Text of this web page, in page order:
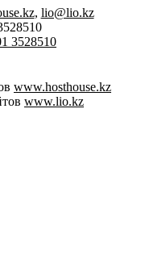
, lio@lio.kz
3528510
www.hosthouse.kz
www.lio.kz